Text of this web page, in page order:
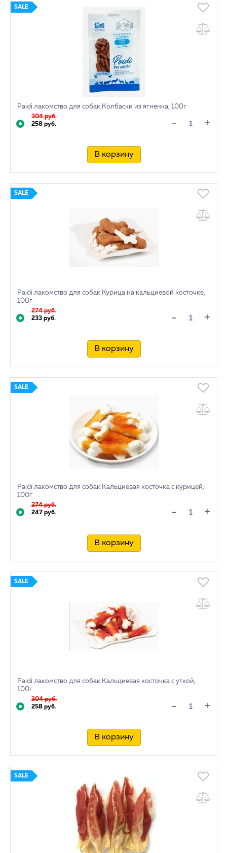
SALE
Paidi лакомство для собак Колбаски из ягненка, 100г
304 руб.
258 руб.
- +
В корзину
SALE
Paidi лакомство для собак Курица на кальциевой косточке,
100г
274 руб.
233 руб.
- +
В корзину
SALE
Paidi лакомство для собак Кальциевая косточка с курицей,
100г
274 руб.
247 руб.
- +
В корзину
SALE
Paidi лакомство для собак Кальциевая косточка с уткой,
100г
304 руб.
258 руб.
- +
В корзину
SALE